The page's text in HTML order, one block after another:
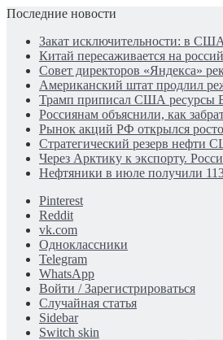
Последние новости
Закат исключительности: в
Китай пересаживается на
Совет директоров «Яндекса»
Американский штат продлил
Трамп приписал США ресурсы
Россиянам объяснили, как
Рынок акций РФ открылся
Стратегический резерв нефти
Через Арктику к экспорту.
Нефтяники в июле получили
Pinterest
Reddit
vk.com
Одноклассники
Telegram
WhatsApp
Войти / Зарегистрироваться
Случайная статья
Sidebar
Switch skin